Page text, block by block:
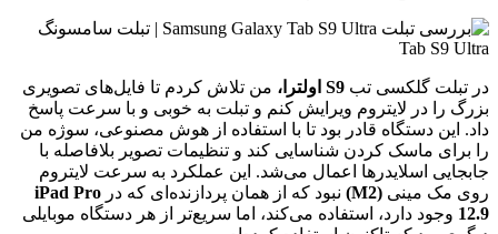
در تبلت گلکسی تب S9 اولترا،
من تلاش کردم تا فایل‌های تصویری
بزرگ را در لایتروم ویرایش کنم و تبلت به خوبی و با سرعت پاسخ
داد. این دستگاه قادر بود تا با استفاده از هوش مصنوعی، سوژه من
را برای ماسک کردن شناسایی کند و تنظیمات تصویر بلافاصله با
جابجایی اسلایدرها اعمال می‌شد. این عملکرد به سرعت لایتروم
روی مک مینی (M2) نبود که از همان پردازنده‌ای که در iPad Pro
12.9 وجود دارد، استفاده می‌کند، اما سریع‌تر از هر دستگاه موبایلی